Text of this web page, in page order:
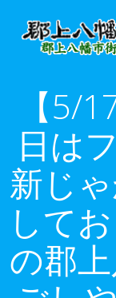
【5/
日は
新じ
して
の郡